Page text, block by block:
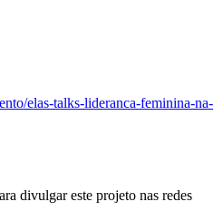
elas-talks-lideranca-feminina-na-
divulgar este projeto nas redes